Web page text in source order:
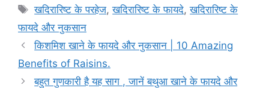
Tags
खदिरारिष्ट के परहेज,खदिरारिष्ट के फायदे,खदिरारिष्ट के
फायदे और नुकसान
किशमिश खाने के फायदे और नुकसान | 10 Amazing
Benefits of Raisins.
बहुत गुणकारी है यह साग , जानें बथुआ खाने के फायदे और